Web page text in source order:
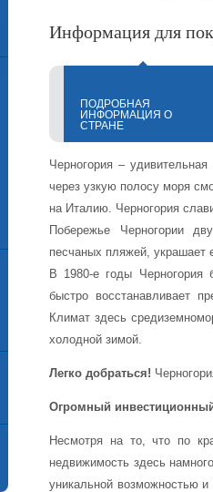
Информация для
ПОДРОБНАЯ
ИНФОРМАЦИЯ О
СТРАНЕ
Черногория –
через узкую полосу моря
на Италию. Черногория
Побережье Черногории
песчаных пляжей, украшает
В 1980-е годы Черногория
быстро восстанавливает
Климат здесь
холодной зимой.
Легко добраться!
Огромный
Несмотря на то, что по
недвижимость здесь
уникальной возможностью